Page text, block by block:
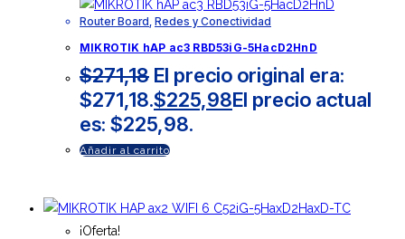
Router Board Redes y Conectividad
MIKROTIK hAP ac3 RBD53iG-5HacD2HnD
$271,18 El precio original era:
$271,18.$225,98El precio actual
es: $225,98.
Añadir al carrito
¡Oferta!